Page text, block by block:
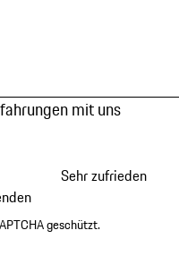
mit uns
Sehr zufrieden
geschützt.